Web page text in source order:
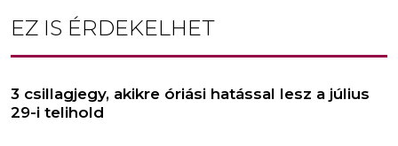
EZ IS ÉRDEKELHET
3 csillagjegy, akikre óriási hatással lesz a július
29-i telihold